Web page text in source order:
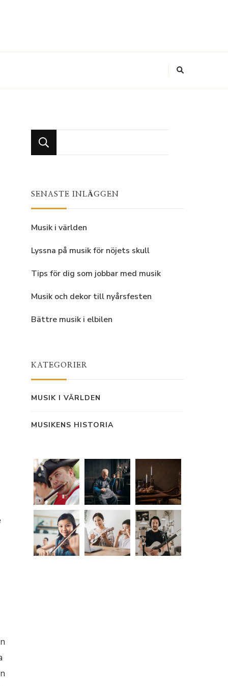
for
SENASTE INLÄGGEN
Musik i världen
Lyssna på musik för nöjets skull
Tips för dig som jobbar med musik
Musik och dekor till nyårsfesten
Bättre musik i elbilen
KATEGORIER
MUSIK I VÄRLDEN
MUSIKENS HISTORIA